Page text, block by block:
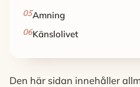
Den här sidan innehåller
Amning
Känslolivet